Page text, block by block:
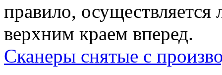
правило,
верхним краем вперед.
Сканеры снятые с